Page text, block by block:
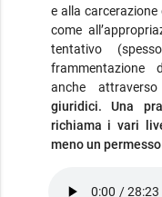
e alla
come
tentativo
frammentazione
anche attraverso
giuridici. Una
richiama i vari
meno un